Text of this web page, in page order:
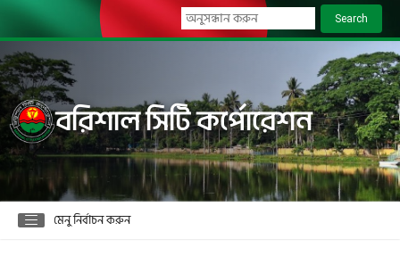
Search
বরিশাল সিটি কর্পোরেশন
মেনু নির্বাচন করুন